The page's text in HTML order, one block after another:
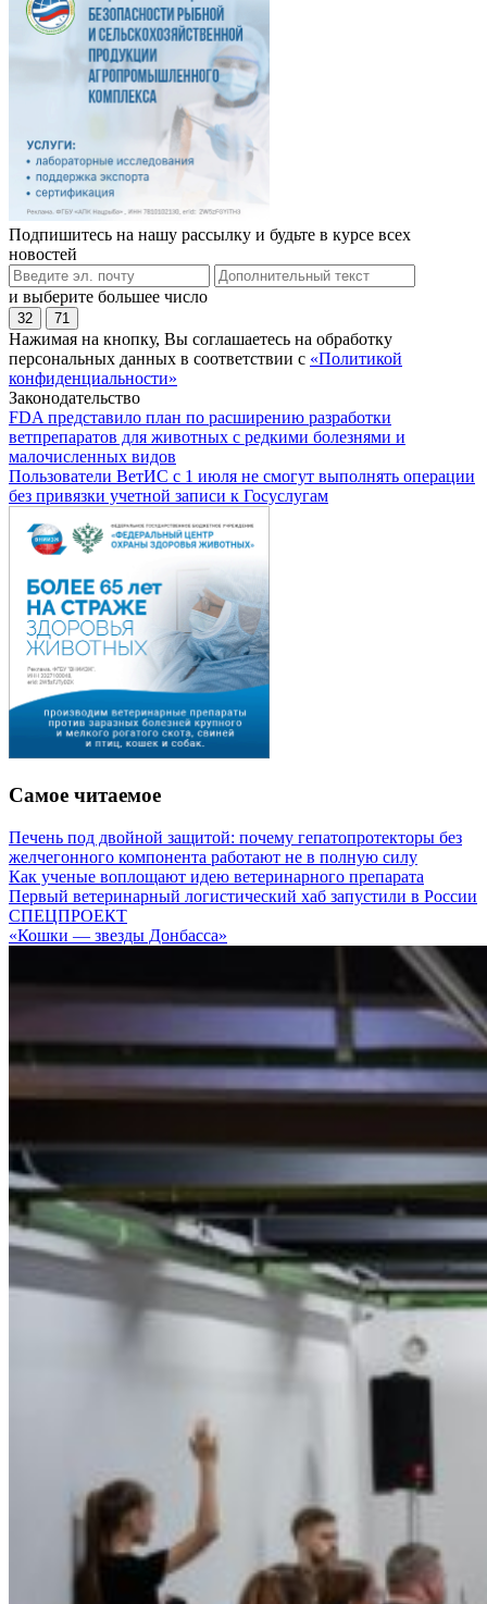
Подпишитесь на нашу рассылку и будьте в курсе всех
новостей
и выберите большее число
32 71
Нажимая на кнопку, Вы соглашаетесь на обработку
персональных данных в соответствии с «Политикой
конфиденциальности»
Законодательство
FDA представило план по расширению разработки
ветпрепаратов для животных с редкими болезнями и
малочисленных видов
Пользователи ВетИС с 1 июля не смогут выполнять операции
без привязки учетной записи к Госуслугам
Самое читаемое
Печень под двойной защитой: почему гепатопротекторы без
желчегонного компонента работают не в полную силу
Как ученые воплощают идею ветеринарного препарата
Первый ветеринарный логистический хаб запустили в России
СПЕЦПРОЕКТ
«Кошки — звезды Донбасса»